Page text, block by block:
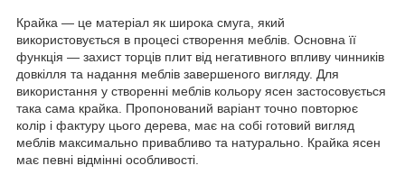
Крайка — це матеріал як широка смуга, який
використовується в процесі створення меблів. Основна її
функція — захист торців плит від негативного впливу чинників
довкілля та надання меблів завершеного вигляду. Для
використання у створенні меблів кольору ясен застосовується
така сама крайка. Пропонований варіант точно повторює
колір і фактуру цього дерева, має на собі готовий вигляд
меблів максимально привабливо та натурально. Крайка ясен
має певні відмінні особливості.